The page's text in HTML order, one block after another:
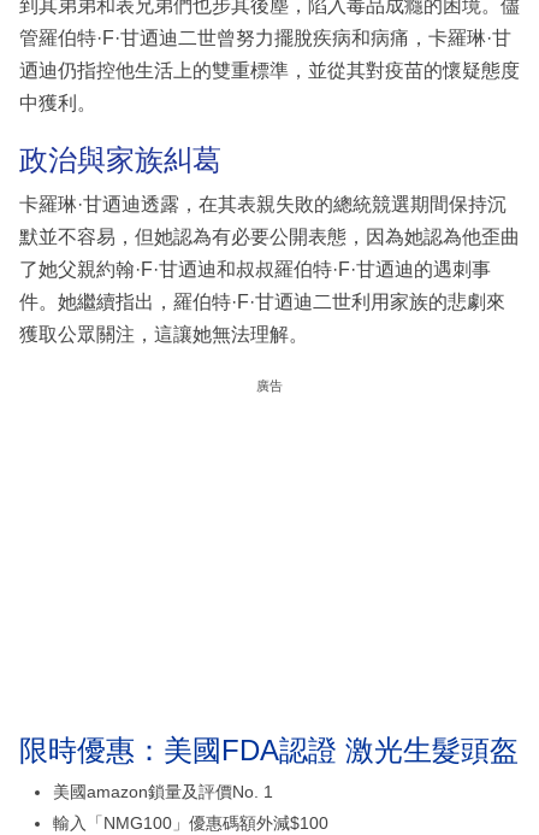
到其弟弟和表兄弟們也步其後塵，陷入毒品成癮的困境。儘
管羅伯特·F·甘迺迪二世曾努力擺脫疾病和病痛，卡羅琳·甘
迺迪仍指控他生活上的雙重標準，並從其對疫苗的懷疑態度
中獲利。
政治與家族糾葛
卡羅琳·甘迺迪透露，在其表親失敗的總統競選期間保持沉
默並不容易，但她認為有必要公開表態，因為她認為他歪曲
了她父親約翰·F·甘迺迪和叔叔羅伯特·F·甘迺迪的遇刺事
件。她繼續指出，羅伯特·F·甘迺迪二世利用家族的悲劇來
獲取公眾關注，這讓她無法理解。
廣告
限時優惠：美國FDA認證 激光生髮頭盔
美國amazon鎖量及評價No. 1
輸入「NMG100」優惠碼額外減$100